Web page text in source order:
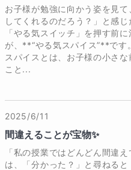
お子様が勉強に向かう姿を見
してくれるのだろう？」と感
「やる気スイッチ」を押す前
が、**“やる気スパイス”**で
スパイスとは、お子様の小さ
こと...
2025/6/11
間違えることが宝物✨
「私の授業ではどんどん間違
は、「分かった？」と尋ねる